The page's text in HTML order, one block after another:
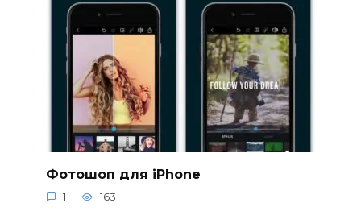
Фотошоп для iPhone
1 163